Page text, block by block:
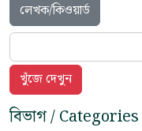
লেখক/কিওয়ার্ড
বিভাগ / Categories